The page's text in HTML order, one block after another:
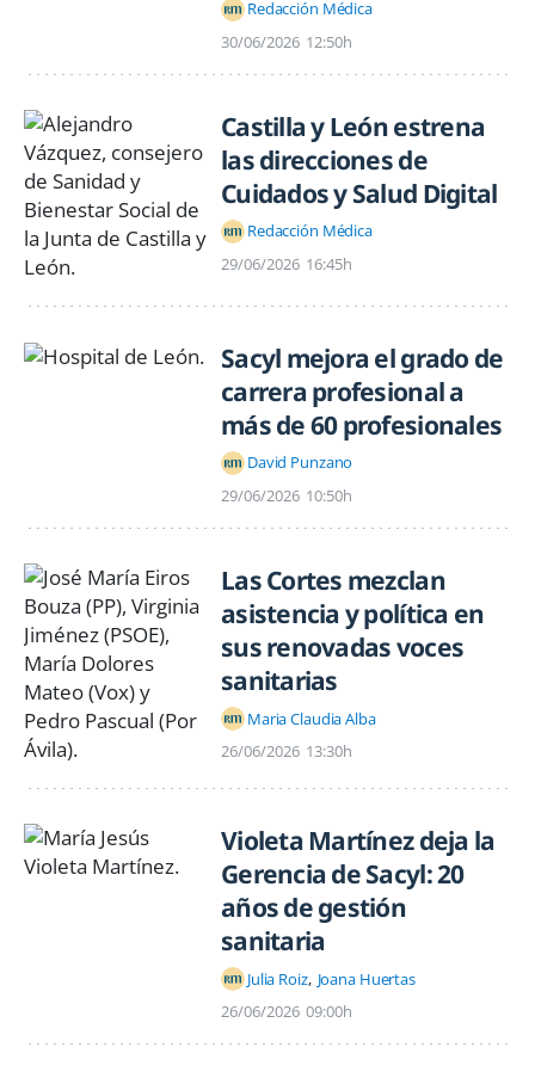
Redacción Médica
30/06/2026 12:50h
Castilla y León estrena
las direcciones de
Cuidados y Salud Digital
Redacción Médica
29/06/2026 16:45h
Sacyl mejora el grado de
carrera profesional a
más de 60 profesionales
David Punzano
29/06/2026 10:50h
Las Cortes mezclan
asistencia y política en
sus renovadas voces
sanitarias
Maria Claudia Alba
26/06/2026 13:30h
Violeta Martínez deja la
Gerencia de Sacyl: 20
años de gestión
sanitaria
Julia Roiz Joana Huertas
26/06/2026 09:00h